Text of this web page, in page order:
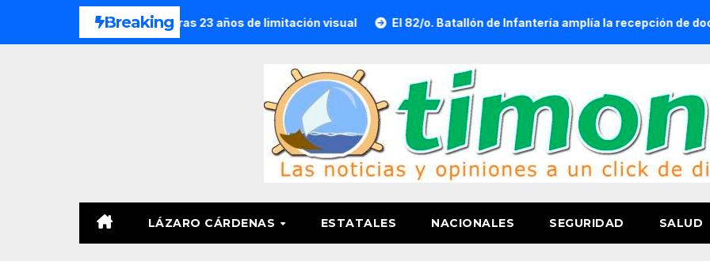
Breaking
congénita tras 23 años de limitación visual El 82/o. Batallón de Infantería amplía la recepción de documentos
LÁZARO CÁRDENAS ESTATALES NACIONALES SEGURIDAD SALUD